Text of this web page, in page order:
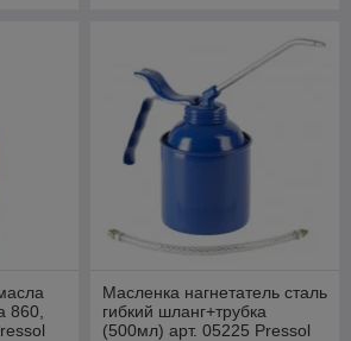
860,
Масленка нагнетатель сталь
гибкий шланг+трубка
(500мл) арт. 05225 Pressol